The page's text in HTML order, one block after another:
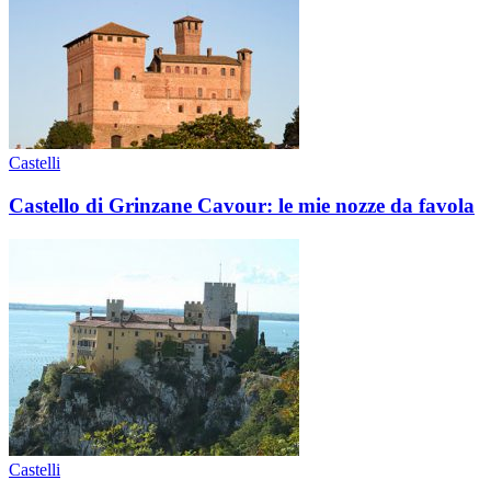
Castelli
Castello di Grinzane Cavour: le mie nozze da favola
Castelli